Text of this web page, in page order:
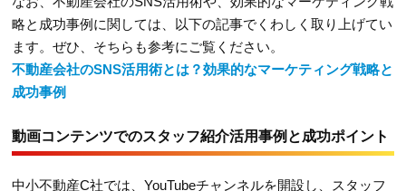
略と成功事例に関しては、以下の記事でくわしく取り上げてい
ます。ぜひ、そちらも参考にご覧ください。
不動産会社のSNS活用術とは？効果的なマーケティング戦略と
成功事例
動画コンテンツでのスタッフ紹介活用事例と成功ポイント
中小不動産C社では、YouTubeチャンネルを開設し、スタッフ